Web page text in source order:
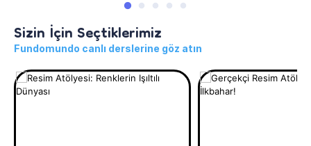
Sizin İçin Seçtiklerimiz
Fundomundo canlı derslerine göz atın